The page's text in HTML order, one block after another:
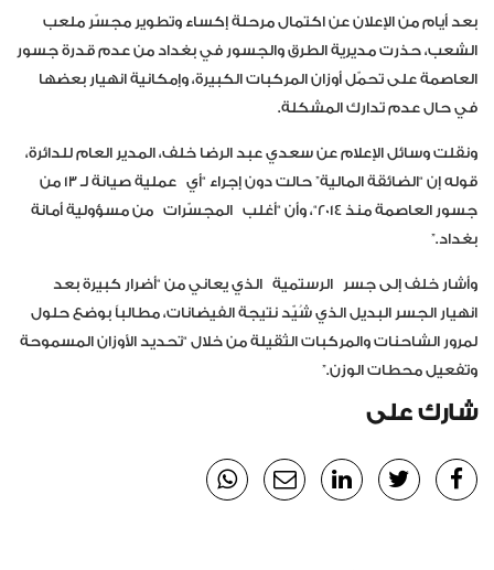
بعد أيام من الإعلان عن اكتمال مرحلة إكساء وتطوير مجسّر ملعب
الشعب، حذرت مديرية الطرق والجسور في بغداد من عدم قدرة جسور
العاصمة على تحمّل أوزان المركبات الكبيرة، وإمكانية انهيار بعضها
في حال عدم تدارك المشكلة.
ونقلت وسائل الإعلام عن سعدي عبد الرضا خلف، المدير العام للدائرة،
قوله إن “الضائقة المالية” حالت دون إجراء “أي
عملية صيانة لـ ١٣ من
جسور العاصمة منذ ٢٠١٤
“، وأن “أغلب المجسّرات من مسؤولية أمانة
بغداد.”
وأشار خلف إلى جسر الرستمية الذي يعاني من “أضرار كبيرة بعد
انهيار الجسر البديل الذي شُيّد نتيجة الفيضانات، مطالباً بوضع حلول
لمرور الشاحنات والمركبات الثقيلة من خلال “تحديد الأوزان المسموحة
وتفعيل محطات الوزن.”
شارك على